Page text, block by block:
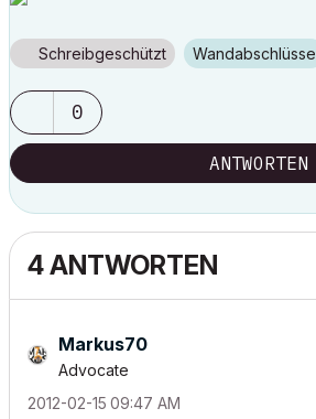
Schreibgeschützt Wandabschlüsse
0
ANTWORTEN
4 ANTWORTEN
Markus70
Advocate
‎2012-02-15 09:47 AM